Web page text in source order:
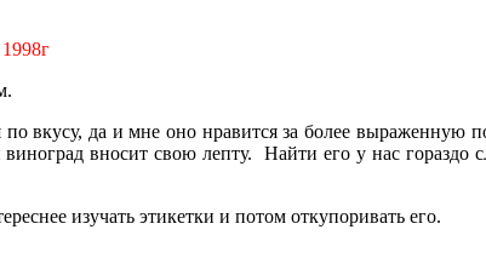
вкусу, да и мне оно нравится за более выраженную
вносит свою лепту. Найти его у нас гораздо
изучать этикетки и потом откупоривать его.